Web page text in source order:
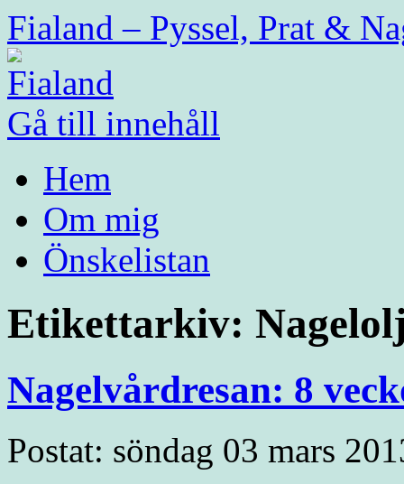
Fialand – Pyssel, Prat &
Gå till innehåll
Hem
Om mig
Önskelistan
Etikettarkiv:
Nagelvårdresan: 8
Postat: söndag 03 mars